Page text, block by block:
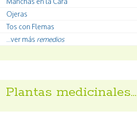
Ojeras
Tos con Flemas
...ver más remedios
Plantas medicinales…